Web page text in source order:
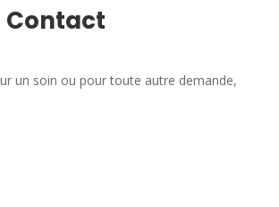
Contact
un soin ou pour toute autre demande,